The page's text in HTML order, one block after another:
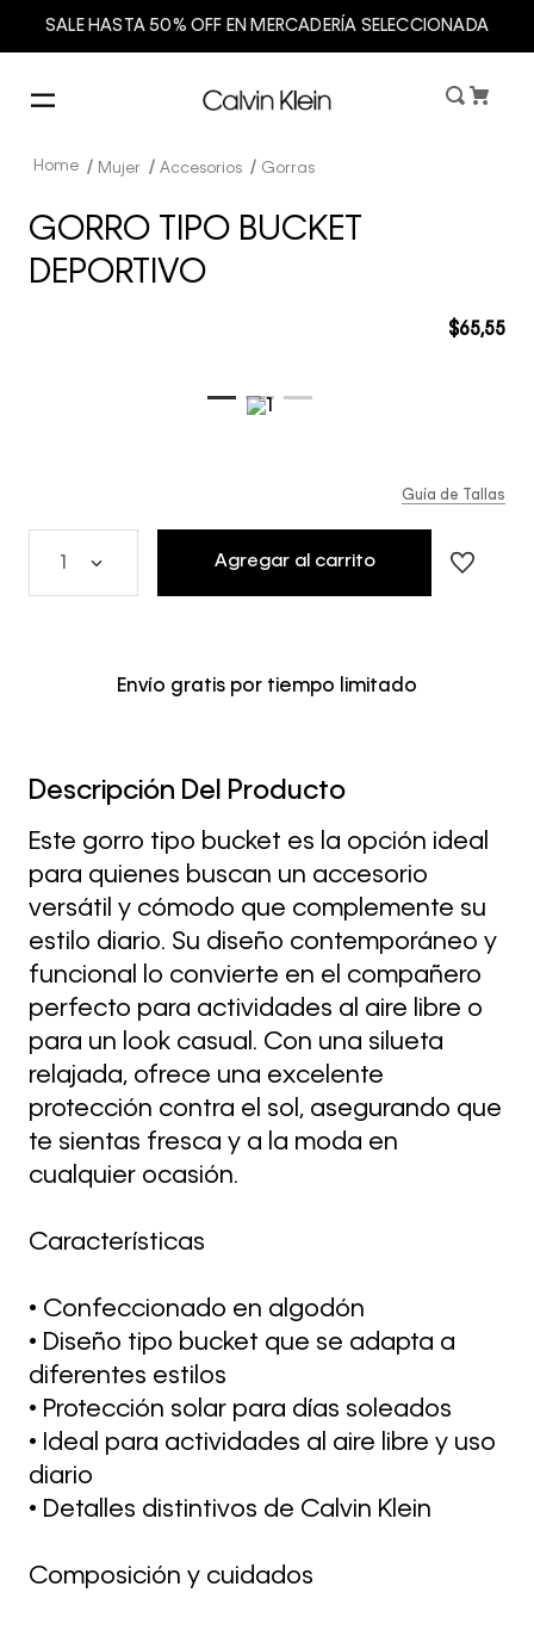
SALE HASTA 50% OFF EN MERCADERÍA SELECCIONADA
Mujer Accesorios Gorras
GORRO TIPO BUCKET
DEPORTIVO
$65,55
Guía de Tallas
Agregar al carrito
Envío gratis por tiempo limitado
Descripción Del Producto
Este gorro tipo bucket es la opción ideal
para quienes buscan un accesorio
versátil y cómodo que complemente su
estilo diario. Su diseño contemporáneo y
funcional lo convierte en el compañero
perfecto para actividades al aire libre o
para un look casual. Con una silueta
relajada, ofrece una excelente
protección contra el sol, asegurando que
te sientas fresca y a la moda en
cualquier ocasión.
Características
• Confeccionado en algodón
• Diseño tipo bucket que se adapta a
diferentes estilos
• Protección solar para días soleados
• Ideal para actividades al aire libre y uso
diario
• Detalles distintivos de Calvin Klein
Composición y cuidados